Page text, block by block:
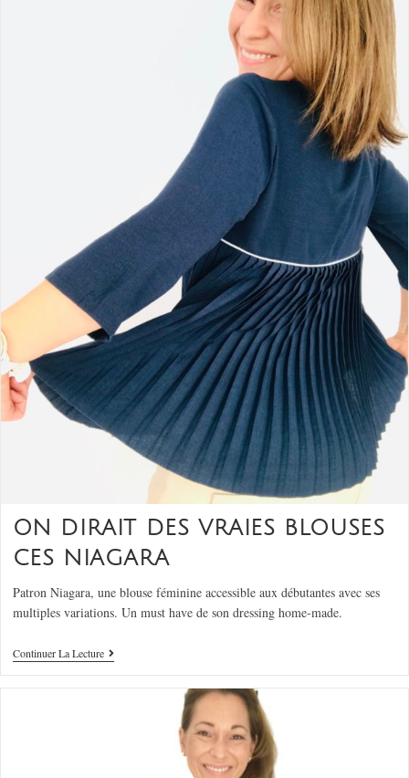
ON DIRAIT DES VRAIES BLOUSES
CES NIAGARA
Patron Niagara, une blouse féminine accessible aux débutantes avec ses
multiples variations. Un must have de son dressing home-made.
Continuer La Lecture